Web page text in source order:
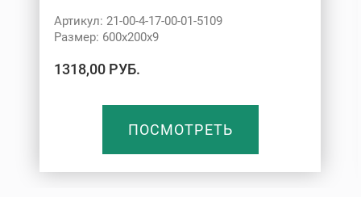
Артикул: 21-00-4-17-00-01-5109
Размер: 600х200х9
1318,00 РУБ.
ПОСМОТРЕТЬ